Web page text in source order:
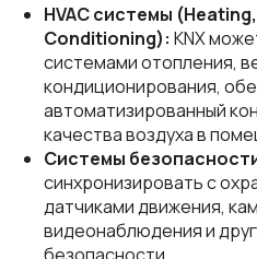
HVAC системы
Conditioning): KNX
системами отопления,
кондиционирования,
автоматизированный
качества воздуха в
Системы
синхронизировать с
датчиками движения,
видеонаблюдения и
безопасности.